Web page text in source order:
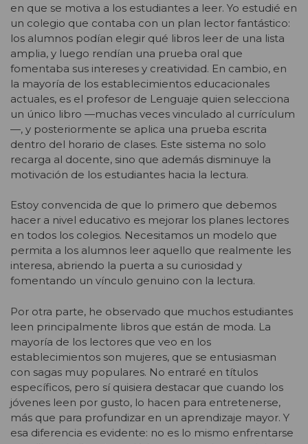
en que se motiva a los estudiantes a leer. Yo estudié en
un colegio que contaba con un plan lector fantástico:
los alumnos podían elegir qué libros leer de una lista
amplia, y luego rendían una prueba oral que
fomentaba sus intereses y creatividad. En cambio, en
la mayoría de los establecimientos educacionales
actuales, es el profesor de Lenguaje quien selecciona
un único libro —muchas veces vinculado al currículum
—, y posteriormente se aplica una prueba escrita
dentro del horario de clases. Este sistema no solo
recarga al docente, sino que además disminuye la
motivación de los estudiantes hacia la lectura.
Estoy convencida de que lo primero que debemos
hacer a nivel educativo es mejorar los planes lectores
en todos los colegios. Necesitamos un modelo que
permita a los alumnos leer aquello que realmente les
interesa, abriendo la puerta a su curiosidad y
fomentando un vínculo genuino con la lectura.
Por otra parte, he observado que muchos estudiantes
leen principalmente libros que están de moda. La
mayoría de los lectores que veo en los
establecimientos son mujeres, que se entusiasman
con sagas muy populares. No entraré en títulos
específicos, pero sí quisiera destacar que cuando los
jóvenes leen por gusto, lo hacen para entretenerse,
más que para profundizar en un aprendizaje mayor. Y
esa diferencia es evidente: no es lo mismo enfrentarse